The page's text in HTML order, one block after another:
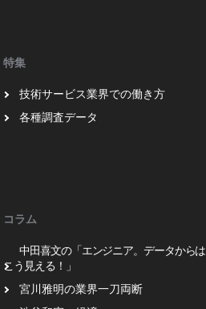
特集
技術サービス業界での働き方
各種調査データ
コラム
中田喜文の「エンジニア。データからは
こう見える！」
宮川雅明の業界一刀両断